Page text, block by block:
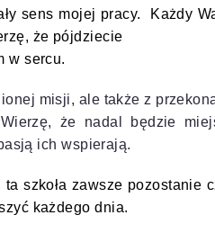
sens mojej pracy. Każdy
że pójdziecie
w sercu.
misji, ale także z
że nadal będzie
ich wspierają.
szkoła zawsze pozostanie
każdego dnia.